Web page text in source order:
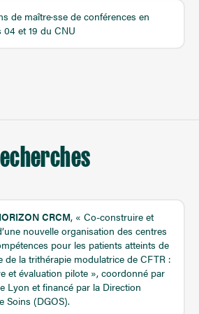
de maître·sse de conférences en
et 19 du CNU
CRCM, « Co-construire et
nouvelle organisation des centres
pour les patients atteints de
de la trithérapie modulatrice de CFTR :
et évaluation pilote », coordonné par
Lyon et financé par la Direction
Soins (DGOS).